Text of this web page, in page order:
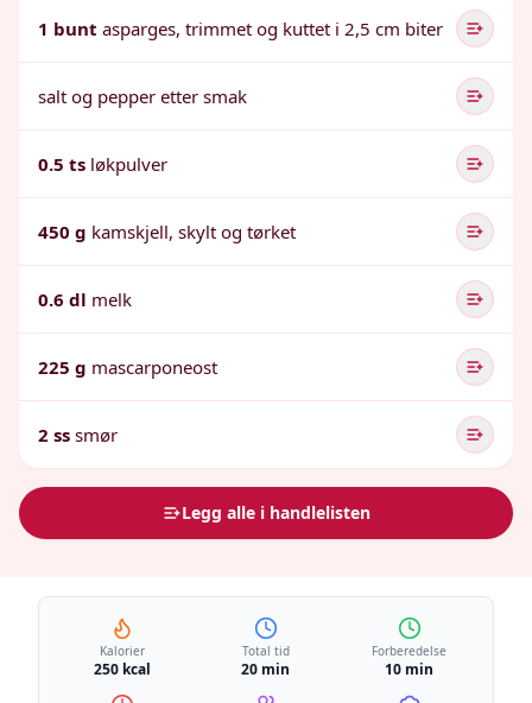
1 bunt asparges, trimmet og kuttet i 2,5 cm biter
salt og pepper etter smak
0.5 ts løkpulver
450 g kamskjell, skylt og tørket
0.6 dl melk
225 g mascarponeost
2 ss smør
Legg alle i handlelisten
Kalorier
250 kcal
Total tid
20 min
Forberedelse
10 min